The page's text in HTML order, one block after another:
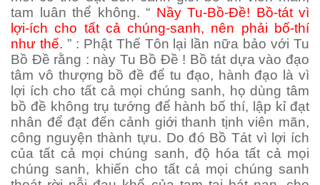
tam luân thể không. “ Nầy Tu-Bồ-Đề! Bồ-tát vì
lợi-ích cho tất cả chúng-sanh, nên phải bố-thí
như thế. ” : Phật Thế Tôn lại lần nữa bảo với Tu
Bồ Đề rằng : này Tu Bồ Đề ! Bồ tát dựa vào đạo
tâm vô thượng bồ đề để tu đạo, hành đạo là vì
lợi ích cho tất cả mọi chúng sanh, họ dùng tâm
bồ đề không trụ tướng để hành bố thí, lập kỉ đạt
nhân để đạt đến cảnh giới thanh tịnh viên mãn,
công nguyện thành tựu. Do đó Bồ Tát vì lợi ích
của tất cả mọi chúng sanh, độ hóa tất cả mọi
chúng sanh, khiến cho tất cả mọi chúng sanh